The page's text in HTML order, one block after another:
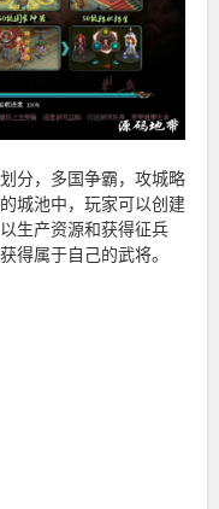
分，多国争霸，攻城略
城池中，玩家可以创建
生产资源和获得征兵
得属于自己的武将。